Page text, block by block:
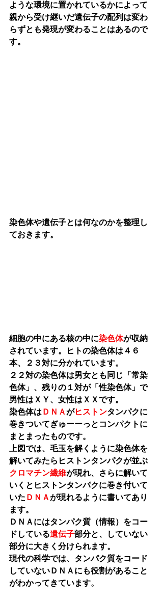
ような環境に置かれているかによって
親から受け継いだ遺伝子の配列は変わ
らずとも発現が変わることはあるので
す。
染色体や遺伝子とは何なのかを整理し
ておきます。
細胞の中にある核の中に染色体が収納
されています。ヒトの染色体は４６
本、２３対に分かれています。
２２対の染色体は男女とも同じ「常染
色体」、残りの１対が「性染色体」で
男性はＸＹ、女性はＸＸです。
染色体はＤＮＡがヒストンタンパクに
巻きついてぎゅーーっとコンパクトに
まとまったものです。
上図では、毛玉を解くように染色体を
解いてみたらヒストンタンパクが並ぶ
クロマチン繊維が現れ、さらに解いて
いくとヒストンタンパクに巻き付いて
いた ＤＮＡが現れるように書いてあり
ます。
ＤＮＡにはタンパク質（情報）をコー
ドしている遺伝子部分と、していない
部分に大きく分けられます。
現代の科学では、タンパク質をコード
していないＤＮＡにも役割があること
がわかってきています。